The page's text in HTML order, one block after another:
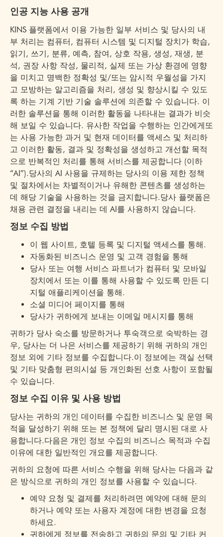
인공 지능 사용 공개
KINS 플랫폼에서 이용 가능한 일부 서비스 및 당사의 내
부 처리는 컴퓨터, 컴퓨터 시스템 및 디지털 장치가 학습,
읽기, 쓰기, 분류, 예측, 참여, 상호 작용, 생성, 재생, 분
석, 권장 사항 작성, 물리적, 실제 또는 가상 환경에 영향
을 미치고 명백한 정확성 및/또는 암시적 우월성을 가지
고 모방하는 알고리즘을 처리, 생성 및 향상시킬 수 있도
록 하는 기계 기반 기술 솔루션에 의존할 수 있습니다. 이
러한 솔루션을 통해 이러한 활동을 나타내는 결과가 비슷
해 보일 수 있습니다. 유사한 작업을 수행하는 인간에게또
는 사용 가능한 과거 및 현재 데이터를 액세스 및 처리하
고 이러한 활동, 결과 및 정확성을 생성하고 개선할 목적
으로 반복적인 처리를 통해 서비스를 제공합니다 (이하
“AI”).당사의 AI 사용을 규제하는 당사의 이용 제한 정책
및 절차에서는 차별적이거나 유해한 콘텐츠를 생성하는
데 해당 기술을 사용하는 것을 금지합니다.당사 플랫폼은
채용 관련 결정을 내리는 데 AI를 사용하지 않습니다.
정보 수집 방법
이 웹 사이트, 호텔 등록 및 디지털 액세스를 통해.
자동화된 비즈니스 운영 및 고객 경험을 통해
당사 또는 여행 서비스 파트너가 컴퓨터 및 모바일
장치에서 또는 이를 통해 사용할 수 있도록 만든 디
지털 애플리케이션을 통해.
소셜 미디어 페이지를 통해
당사가 귀하에게 보내는 이메일 메시지를 통해
귀하가 당사 숙소를 방문하거나 투숙객으로 숙박하는 경
우, 당사는 더 나은 서비스를 제공하기 위해 귀하의 개인
정보 외에 기타 정보를 수집합니다.이 정보에는 객실 선택
및 기타 맞춤형 편의시설 등 개인화된 선호 사항이 포함될
수 있습니다.
정보 수집 이유 및 사용 방법
당사는 귀하의 개인 데이터를 수집한 비즈니스 및 운영 목
적을 달성하기 위해 또는 본 정책에 달리 명시된 대로 사
용합니다.다음은 개인 정보 수집의 비즈니스 목적과 수집
이유에 대한 일반적인 개요를 제공합니다.
귀하의 요청에 따른 서비스 수행을 위해 당사는 다음과 같
은 방식으로 귀하의 개인 정보를 사용할 수 있습니다.
예약 요청 및 결제를 처리하려면 예약에 대해 문의
하거나 예약 또는 사용자 계정에 대한 변경을 요청
하세요.
귀하에게 정보를 전송하고 귀하의 문의 및 기타 커